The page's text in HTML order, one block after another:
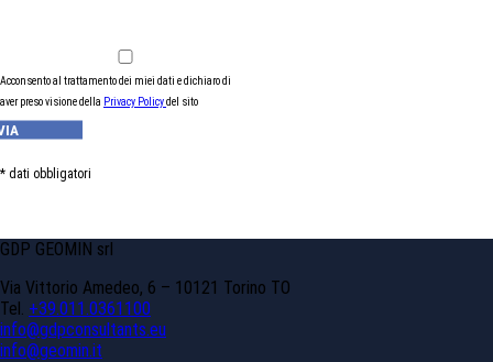
Acconsento al trattamento dei miei dati e dichiaro di
aver preso visione della Privacy Policydel sito
* dati obbligatori
GDP GEOMIN srl
Via Vittorio Amedeo, 6 – 10121 Torino TO
Tel. +39.011.0361100
info@gdpconsultants.eu
info@geomin.it